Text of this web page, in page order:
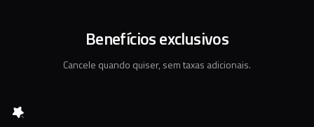
Benefícios exclusivos
Cancele quando quiser, sem taxas adicionais.